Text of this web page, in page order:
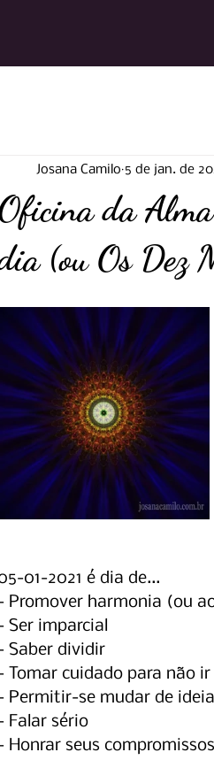
da
(ou Os Dez
Josana Camilo 5 de jan. de
01-2021 é dia de...
Promover harmonia (ou
Ser imparcial
Saber dividir
Tomar cuidado para não
Permitir-se mudar de ideia
Falar sério
Honrar seus compromissos